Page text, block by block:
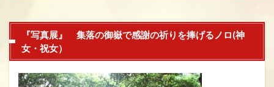
『写真展』 集落の御嶽で感謝の祈りを捧げるノロ(神
女・祝女）